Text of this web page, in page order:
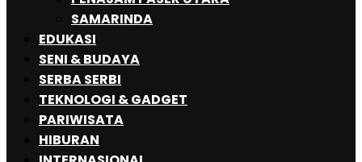
SAMARINDA
EDUKASI
SENI & BUDAYA
SERBA SERBI
TEKNOLOGI & GADGET
PARIWISATA
HIBURAN